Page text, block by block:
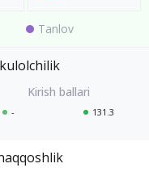
Tanlov
- 131.3